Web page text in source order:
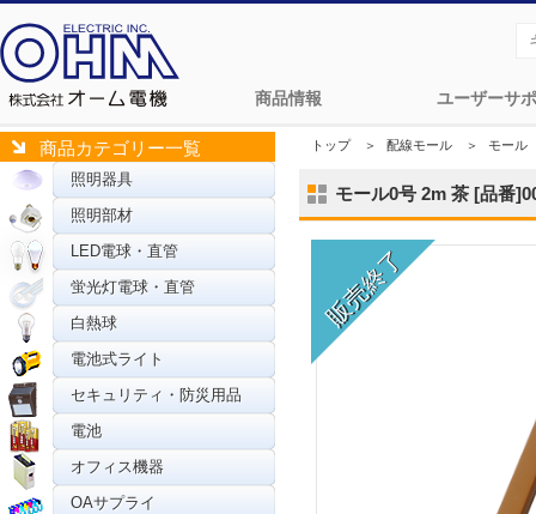
商品情報 ユーザーサ
商品カテゴリー一覧
照明器具
照明部材
LED電球・直管
蛍光灯電球・直管
白熱球
電池式ライト
セキュリティ・防災用品
電池
オフィス機器
OAサプライ
トップ＞ 配線モール ＞ モール
モール0号 2m 茶 [品番